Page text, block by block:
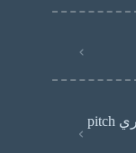
خدمة إعداد العرض (الملف) الاستثماري pitch